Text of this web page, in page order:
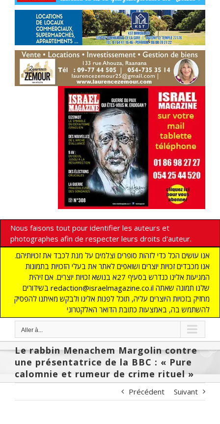
Nous faisons tout pour identifier les auteurs et
photographes afin de respecter leurs droits d'auteur.
אנו עושים הכל כדי לזהות סופרים וצלמים על מנת לכבד את זכויותיהם.
אנו מכבדים זכויות יוצרים ושואפים לאתר את בעלי הזכויות בתמונות
המגיעות אלינו כנדרש בסעיף 27א בנושא זכויות יוצרים. אם זיהית
בשידורים redaction@israelmagazine.co.il שלנו תמונה שאתה
מחזיק בזכויות היוצרים עליה, תוכל לפנות אלינו ולבקש מאיתנו להפסיק
להשתמש בה, באמצעות כתובת הדואר האלקטרוני
Aller à...
Le rabbin Menachem Margolin contre
une présentatrice de la BBC : « Pure
calomnie et rumeur de crime rituel »
Précédent Suivant